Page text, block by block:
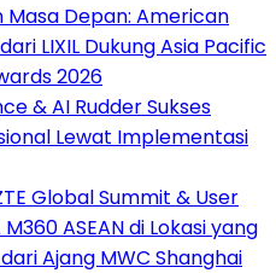
Masa Depan: American
LIXIL Dukung Asia Pacific
2026
& AI Rudder Sukses
Lewat Implementasi
Global Summit & User
ASEAN di Lokasi yang
Ajang MWC Shanghai